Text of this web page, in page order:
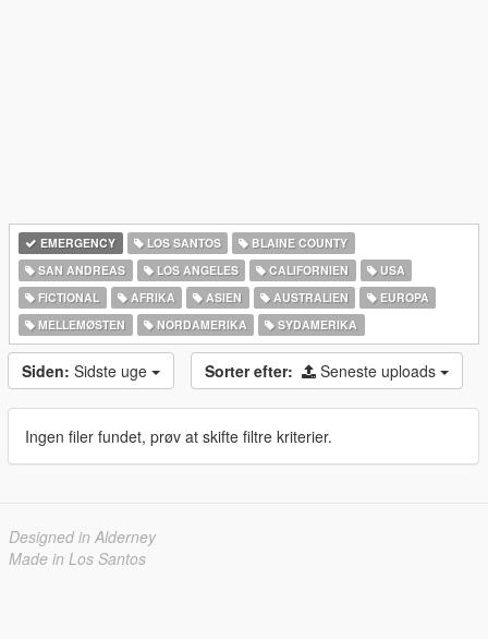
EMERGENCY LOS SANTOS
BLAINE COUNTY
SAN ANDREAS
LOS ANGELES CALIFORNIEN
USA
FICTIONAL
AFRIKA ASIEN AUSTRALIEN
EUROPA
MELLEMØSTEN
NORDAMERIKA SYDAMERIKA
Siden: Sidste uge Sorter efter: Seneste uploads
Ingen filer fundet, prøv at skifte filtre kriterier.
Designed in Alderney
Made in Los Santos